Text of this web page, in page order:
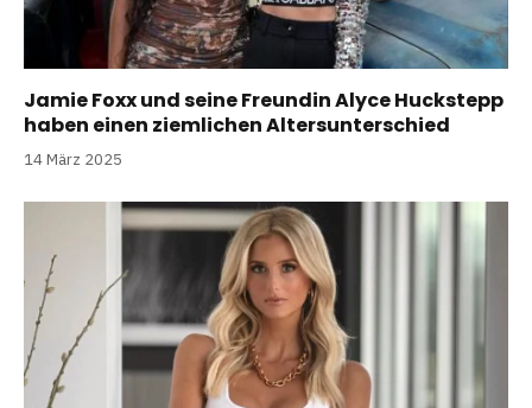
Jamie Foxx und seine Freundin Alyce Huckstepp
haben einen ziemlichen Altersunterschied
14 März 2025